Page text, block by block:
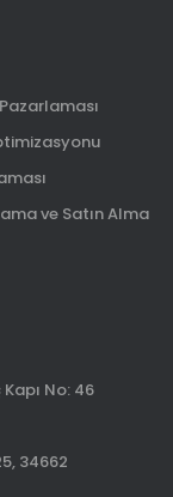
ve Satın Alma
No: 46
34662